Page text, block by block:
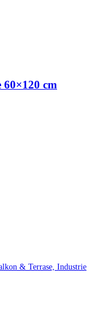
cm
& Terrase, Industrie